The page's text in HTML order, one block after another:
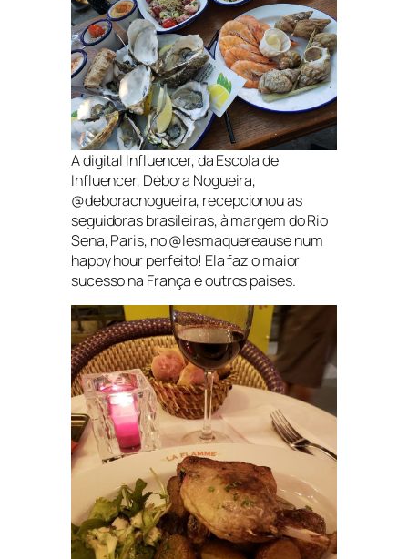
A digital Influencer, da Escola de
Influencer, Débora Nogueira,
@deboracnogueira, recepcionou as
seguidoras brasileiras, à margem do Rio
Sena, Paris, no @lesmaquereause num
happy hour perfeito! Ela faz o maior
sucesso na França e outros paises.